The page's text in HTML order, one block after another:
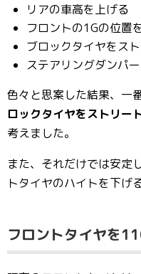
リアの車高を上げる
フロントの1Gの位置
ブロックタイヤをス
ステアリングダンパ
色々と思案した結果、一
ロックタイヤをストリー
考えました。
また、それだけでは安定
トタイヤのハイトを下げ
フロントタイヤを